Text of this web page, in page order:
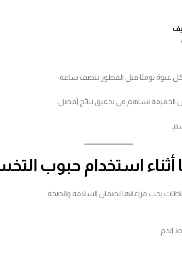
كل عبوة يوميًا قبل الفطور بنصف ساعة.
الخفيفة تساهم في تحقيق نتائج أفضل.
أثناء استخدام حبوب
يجب مراعاتها لضمان السلامة والصحة:
الدم.